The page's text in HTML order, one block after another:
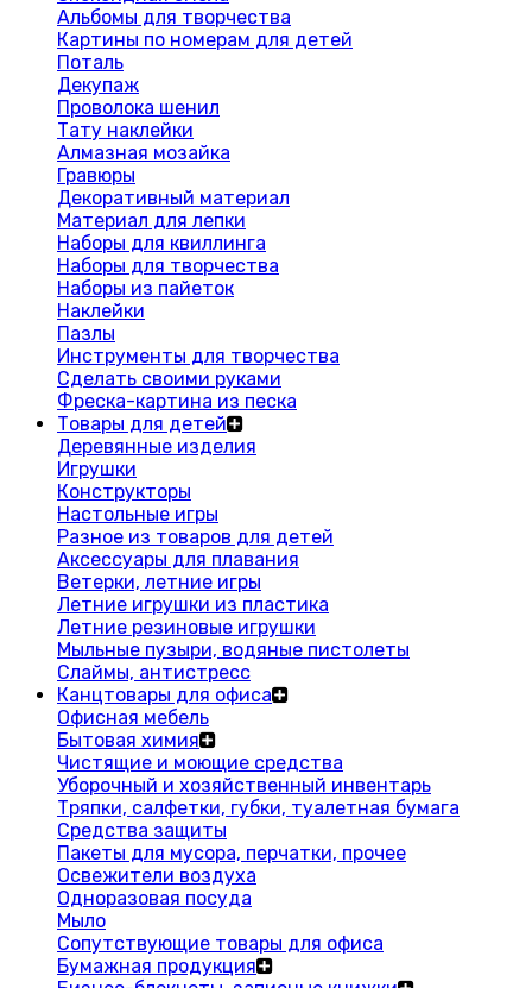
Альбомы для творчества
Картины по номерам для детей
Поталь
Декупаж
Проволока шенил
Тату наклейки
Алмазная мозайка
Гравюры
Декоративный материал
Материал для лепки
Наборы для квиллинга
Наборы для творчества
Наборы из пайеток
Наклейки
Пазлы
Инструменты для творчества
Сделать своими руками
Фреска-картина из песка
Товары для детей
Деревянные изделия
Игрушки
Конструкторы
Настольные игры
Разное из товаров для детей
Аксессуары для плавания
Ветерки, летние игры
Летние игрушки из пластика
Летние резиновые игрушки
Мыльные пузыри, водяные пистолеты
Слаймы, антистресс
Канцтовары для офиса
Офисная мебель
Бытовая химия
Чистящие и моющие средства
Уборочный и хозяйственный инвентарь
Тряпки, салфетки, губки, туалетная бумага
Средства защиты
Пакеты для мусора, перчатки, прочее
Освежители воздуха
Одноразовая посуда
Мыло
Сопутствующие товары для офиса
Бумажная продукция